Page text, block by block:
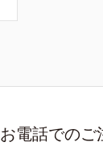
お電話でのご